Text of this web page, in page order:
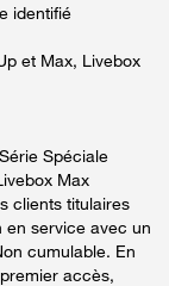
identifié
et Max, Livebox
Spéciale
Max
clients titulaires
en service avec un
cumulable. En
accès,